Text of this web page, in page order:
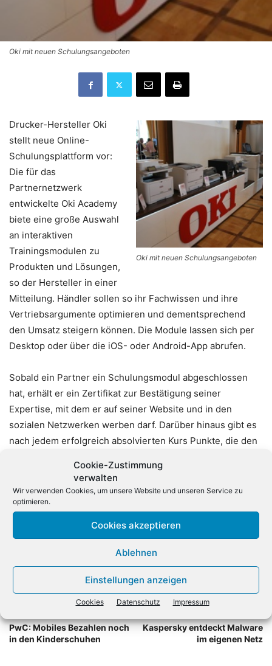
Cookie-Zustimmung
verwalten
Wir verwenden Cookies, um unsere Website und unseren Service zu
optimieren.
Cookies akzeptieren
Ablehnen
Einstellungen anzeigen
Cookies Datenschutz Impressum
Oki mit neuen Schulungsangeboten
Oki mit neuen Schulungsangeboten
Drucker-Hersteller Oki
stellt neue Online-
Schulungsplattform vor:
Die für das
Partnernetzwerk
entwickelte Oki Academy
biete eine große Auswahl
an interaktiven
Trainingsmodulen zu
Produkten und Lösungen,
so der Hersteller in einer
Mitteilung. Händler sollen so ihr Fachwissen und ihre
Vertriebsargumente optimieren und dementsprechend
den Umsatz steigern können. Die Module lassen sich per
Desktop oder über die iOS- oder Android-App abrufen.
Sobald ein Partner ein Schulungsmodul abgeschlossen
hat, erhält er ein Zertifikat zur Bestätigung seiner
Expertise, mit dem er auf seiner Website und in den
sozialen Netzwerken werben darf. Darüber hinaus gibt es
nach jedem erfolgreich absolvierten Kurs Punkte, die den
zählen beispielsweise Vertriebsvideos, die speziell für den
Einsatz in Meetings und Präsentationen entwickelt
wurden.
PwC: Mobiles Bezahlen noch
in den Kinderschuhen
Kaspersky entdeckt Malware
im eigenen Netz